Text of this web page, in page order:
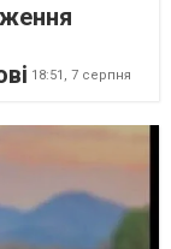
18:51, 7 серпня